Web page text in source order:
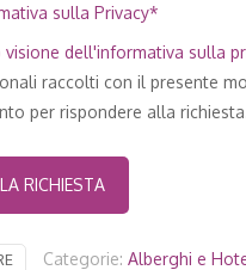
sulla Privacy*
visione dell'informativa sulla
raccolti con il presente
per rispondere alla
Categorie: Alberghi e